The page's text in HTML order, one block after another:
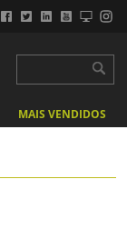
MAIS VENDIDOS